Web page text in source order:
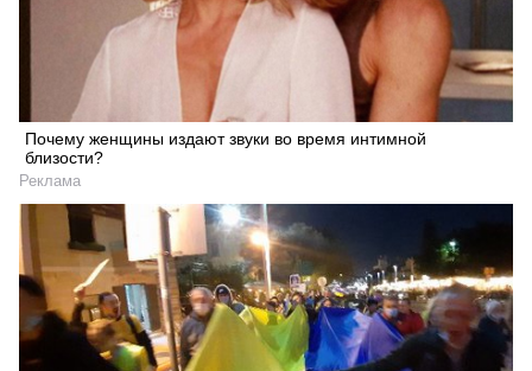
Почему женщины издают звуки во время интимной
близости?
Реклама